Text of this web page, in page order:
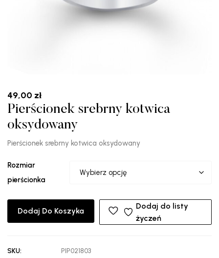
49,00 zł
Pierścionek srebrny kotwica
oksydowany
Pierścionek srebrny kotwica oksydowany
Rozmiar
pierścionka
Dodaj Do Koszyka
Dodaj do listy
życzeń
SKU:
PIP021803